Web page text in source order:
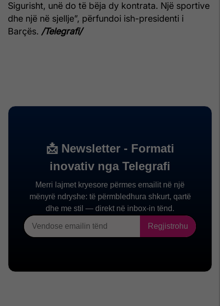
Sigurisht, unë do të bëja dy kontrata. Një sportive
dhe një në sjellje”, përfundoi ish-presidenti i
Barçës. /Telegrafi/